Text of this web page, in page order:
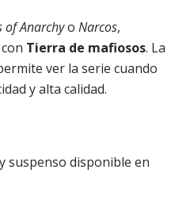
of Anarchyo Narcos,
Tierra de mafiosos. La
ver la serie cuando
y alta calidad.